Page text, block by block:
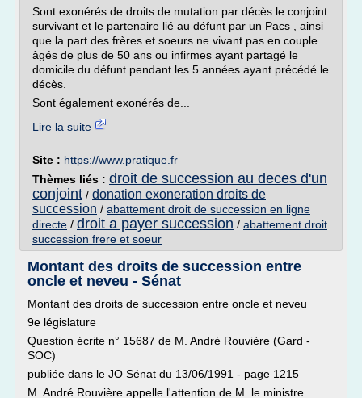
Sont exonérés de droits de mutation par décès le conjoint
survivant et le partenaire lié au défunt par un Pacs , ainsi
que la part des frères et soeurs ne vivant pas en couple
âgés de plus de 50 ans ou infirmes ayant partagé le
domicile du défunt pendant les 5 années ayant précédé le
décès.
Sont également exonérés de...
Lire la suite
Site : https://www.pratique.fr
Thèmes liés : droit de succession au deces d'un
conjoint / donation exoneration droits de
succession / abattement droit de succession en ligne
directe / droit a payer succession / abattement droit
succession frere et soeur
Montant des droits de succession entre
oncle et neveu - Sénat
Montant des droits de succession entre oncle et neveu
9e législature
Question écrite n° 15687 de M. André Rouvière (Gard -
SOC)
publiée dans le JO Sénat du 13/06/1991 - page 1215
M. André Rouvière appelle l'attention de M. le ministre